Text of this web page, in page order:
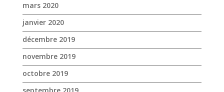
septembre 2019
août 2019
juillet 2019
juin 2019
mai 2019